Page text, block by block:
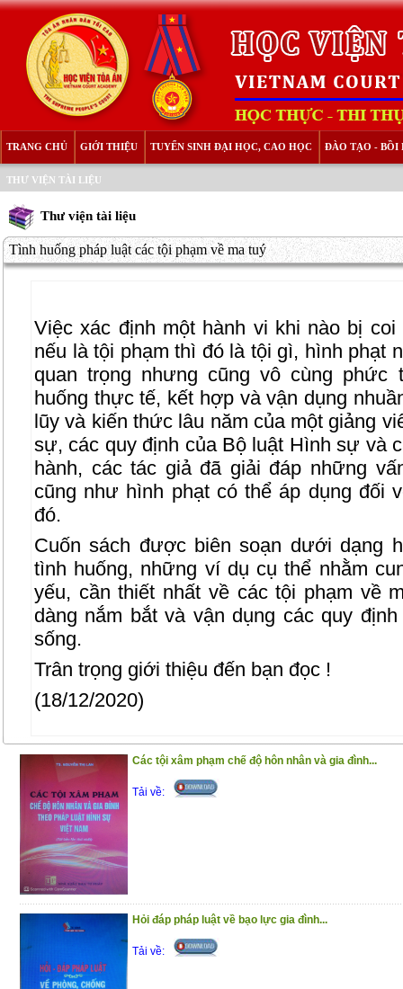
TRANG CHỦ GIỚI THIỆU TUYỂN SINH ĐẠI HỌC, CAO HỌC ĐÀO TẠO - BỒI
THƯ VIỆN TÀI LIỆU
Thư viện tài liệu
Tình huống pháp luật các tội phạm về ma tuý
Việc xác định một hành vi khi nào bị
nếu là tội phạm thì đó là tội gì, hình phạt
quan trọng nhưng cũng vô cùng
huống thực tế, kết hợp và vận dụng
lũy và kiến thức lâu năm của một giảng
sự, các quy định của Bộ luật Hình sự và
hành, các tác giả đã giải đáp những
cũng như hình phạt có thể áp dụng đối
đó.
Cuốn sách được biên soạn dưới dạng
tình huống, những ví dụ cụ thể nhằm
yếu, cần thiết nhất về các tội phạm về
dàng nắm bắt và vận dụng các quy
sống.
Trân trọng giới thiệu đến bạn đọc !
(18/12/2020)
Các tội xâm phạm chế độ hôn nhân và gia đình...
Tải về:
Hỏi đáp pháp luật về bạo lực gia đình...
Tải về: